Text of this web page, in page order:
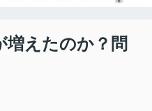
増えたのか？問